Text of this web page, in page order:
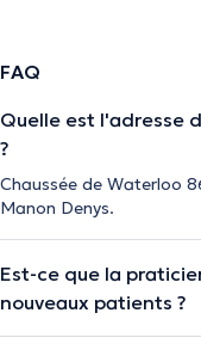
FAQ
Quelle est l'adresse
?
Chaussée de Waterloo
Manon Denys.
Est-ce que la
nouveaux patients ?